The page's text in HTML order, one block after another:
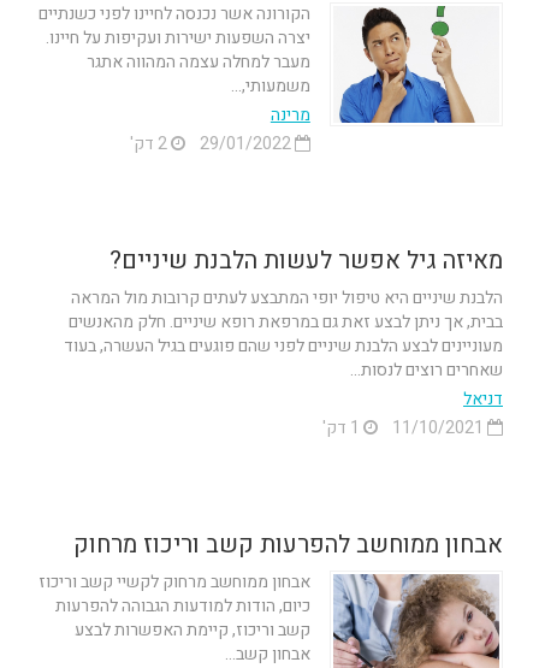
הקורונה אשר נכנסה לחיינו לפני כשנתיים
יצרה השפעות ישירות ועקיפות על חיינו.
מעבר למחלה עצמה המהווה אתגר
משמעותי,...
מרינה
29/01/2022
2 דק'
מאיזה גיל אפשר לעשות הלבנת שיניים?
הלבנת שיניים היא טיפול יופי המתבצע לעתים קרובות מול המראה
בבית, אך ניתן לבצע זאת גם במרפאת רופא שיניים. חלק מהאנשים
מעוניינים לבצע הלבנת שיניים לפני שהם פוגעים בגיל העשרה, בעוד
שאחרים רוצים לנסות...
דניאל
אבחון ממוחשב להפרעות קשב וריכוז מרחוק
אבחון ממוחשב מרחוק לקשיי קשב וריכוז
כיום, הודות למודעות הגבוהה להפרעות
קשב וריכוז, קיימת האפשרות לבצע
אבחון קשב...